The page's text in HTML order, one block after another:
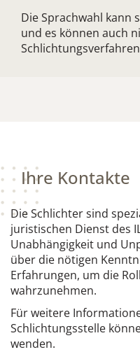
Die Sprachwahl kann
und es können auch
Ihre Kontakte
Die Schlichter sind
juristischen Dienst des
Unabhängigkeit und
über die nötigen
Erfahrungen, um die
wahrzunehmen.
Für weitere
Schlichtungsstelle
wenden.